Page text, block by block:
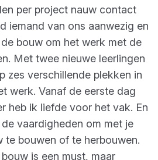
per project nauw contact
iemand van ons aanwezig en
bouw om het werk met de
Met twee nieuwe leerlingen
zes verschillende plekken in
werk. Vanaf de eerste dag
heb ik liefde voor het vak. En
vaardigheden om met je
te bouwen of te herbouwen.
is een must, maar